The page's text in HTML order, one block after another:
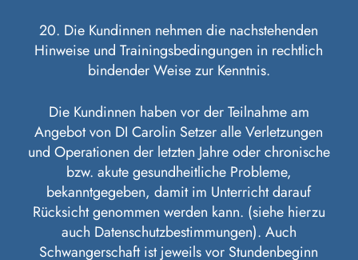
20. Die Kundinnen nehmen die nachstehenden
Hinweise und Trainingsbedingungen in rechtlich
bindender Weise zur Kenntnis.
Die Kundinnen haben vor der Teilnahme am
Angebot von DI Carolin Setzer alle Verletzungen
und Operationen der letzten Jahre oder chronische
bzw. akute gesundheitliche Probleme,
bekanntgegeben, damit im Unterricht darauf
Rücksicht genommen werden kann. (siehe hierzu
auch Datenschutzbestimmungen). Auch
Schwangerschaft ist jeweils vor Stundenbeginn